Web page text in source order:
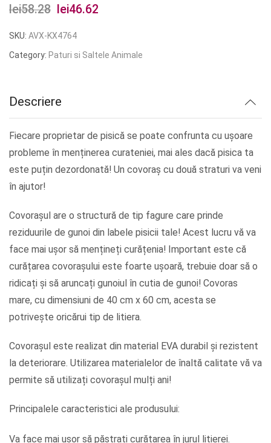
lei58.28
Prețul
inițial
a
lei46.62
este:
SKU: AVX-KX4764
Category: Paturi si Saltele Animale
Descriere
Fiecare proprietar de pisică se poate confrunta cu ușoare
probleme în menținerea curateniei, mai ales dacă pisica ta
este puțin dezordonată! Un covoraș cu două straturi va veni
în ajutor!
Covorașul are o structură de tip fagure care prinde
reziduurile de gunoi din labele pisicii tale! Acest lucru vă va
face mai ușor să mențineți curățenia! Important este că
curățarea covorașului este foarte ușoară, trebuie doar să o
ridicați și să aruncați gunoiul în cutia de gunoi! Covoras
mare, cu dimensiuni de 40 cm x 60 cm, acesta se
potrivește oricărui tip de litiera.
Covorașul este realizat din material EVA durabil și rezistent
la deteriorare. Utilizarea materialelor de înaltă calitate vă va
permite să utilizați covorașul mulți ani!
Principalele caracteristici ale produsului:
Va face mai ușor să păstrați curățarea în jurul litierei.